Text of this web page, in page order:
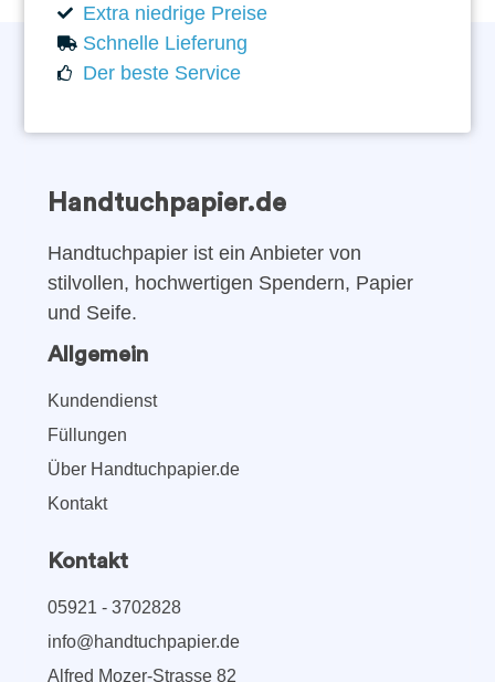
Extra niedrige Preise
Schnelle Lieferung
Der beste Service
Handtuchpapier.de
Handtuchpapier ist ein Anbieter von
stilvollen, hochwertigen Spendern, Papier
und Seife.
Allgemein
Kundendienst
Füllungen
Über Handtuchpapier.de
Kontakt
Kontakt
05921 - 3702828
info@handtuchpapier.de
Alfred Mozer-Strasse 82